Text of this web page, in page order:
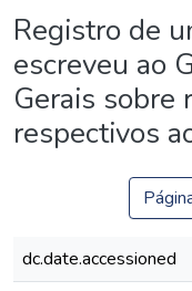
Registro de
escreveu ao
Gerais sobre
respectivos
dc.date.accessioned